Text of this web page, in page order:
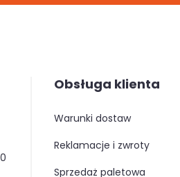
Obsługa klienta
warunki dostaw
reklamacje i zwroty
sprzedaż paletowa